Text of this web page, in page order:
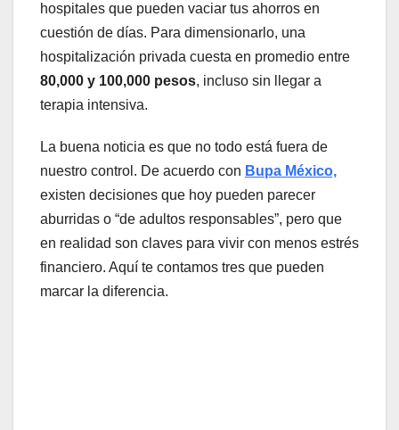
hospitales que pueden vaciar tus ahorros en
cuestión de días. Para dimensionarlo, una
hospitalización privada cuesta en promedio entre
80,000 y 100,000 pesos, incluso sin llegar a
terapia intensiva.
La buena noticia es que no todo está fuera de
nuestro control. De acuerdo con Bupa México,
existen decisiones que hoy pueden parecer
aburridas o “de adultos responsables”, pero que
en realidad son claves para vivir con menos estrés
financiero. Aquí te contamos tres que pueden
marcar la diferencia.